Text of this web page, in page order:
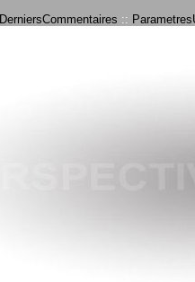
DerniersCommentaires ::